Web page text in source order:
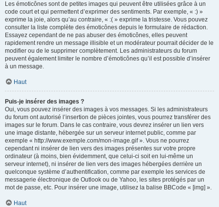
Les émoticônes sont de petites images qui peuvent être utilisées grâce à un
code court et qui permettent d’exprimer des sentiments. Par exemple, « :) »
exprime la joie, alors qu’au contraire, « :( » exprime la tristesse. Vous pouvez
consulter la liste complète des émoticônes depuis le formulaire de rédaction.
Essayez cependant de ne pas abuser des émoticônes, elles peuvent
rapidement rendre un message illisible et un modérateur pourrait décider de le
modifier ou de le supprimer complètement. Les administrateurs du forum
peuvent également limiter le nombre d’émoticônes qu’il est possible d’insérer
à un message.
Haut
Puis-je insérer des images ?
Oui, vous pouvez insérer des images à vos messages. Si les administrateurs
du forum ont autorisé l’insertion de pièces jointes, vous pourrez transférer des
images sur le forum. Dans le cas contraire, vous devrez insérer un lien vers
une image distante, hébergée sur un serveur internet public, comme par
exemple « http://www.exemple.com/mon-image.gif ». Vous ne pourrez
cependant ni insérer de lien vers des images présentes sur votre propre
ordinateur (à moins, bien évidemment, que celui-ci soit en lui-même un
serveur internet), ni insérer de lien vers des images hébergées derrière un
quelconque système d’authentification, comme par exemple les services de
messagerie électronique de Outlook ou de Yahoo, les sites protégés par un
mot de passe, etc. Pour insérer une image, utilisez la balise BBCode « [img] ».
Haut